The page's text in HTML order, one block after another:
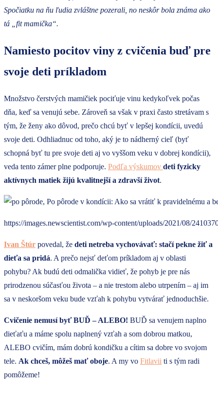
Spočiatku na ňu ľudia zvláštne pozerali, no neskôr bola známa ako
tá „fit mamička“.
Namiesto pocitov viny z cvičenia buď pre
svoje deti príkladom
Množstvo čerstvých mamičiek pociťuje vinu kedykoľvek počas
dňa, keď sa venujú sebe. Zároveň sa však v praxi často stretávam s
tým, že ženy ako dôvod, prečo chcú byť v lepšej kondícii, uvedú
svoje deti. Odhliadnuc od toho, aký je to nádherný cieľ (byť
schopná byť tu pre svoje deti aj vo vyššom veku v dobrej kondícii),
veda tento zámer plne podporuje. Podľa výskumov deti fyzicky
aktívnych matiek žijú kvalitnejší a zdravší život.
https://images.newscientist.com/wp-content/uploads/2021/08/
Ivan Štúr povedal, že deti netreba vychovávať: stačí pekne žiť a
dieťa sa pridá. A prečo nejsť deťom príkladom aj v oblasti
pohybu? Ak budú deti odmalička vidieť, že pohyb je pre nás
prirodzenou súčasťou života – a nie trestom alebo utrpením – aj im
sa v neskoršom veku bude vzťah k pohybu vytvárať jednoduchšie.
Cvičenie nemusí byť BUĎ – ALEBO! BUĎ sa venujem naplno
dieťaťu a máme spolu naplnený vzťah a som dobrou matkou,
ALEBO cvičím, mám dobrú kondičku a cítim sa dobre vo svojom
tele. Ak chceš, môžeš mať oboje. A my vo Fitlavii ti s tým radi
pomôžeme!